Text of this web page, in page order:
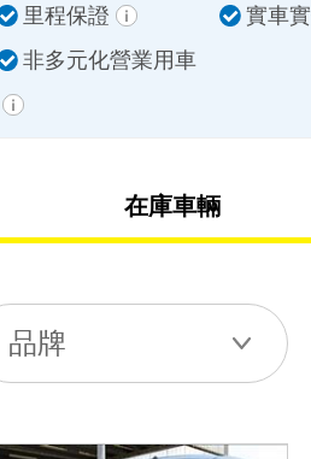
里程保證
實車
非多元化營業用車
在庫車輛